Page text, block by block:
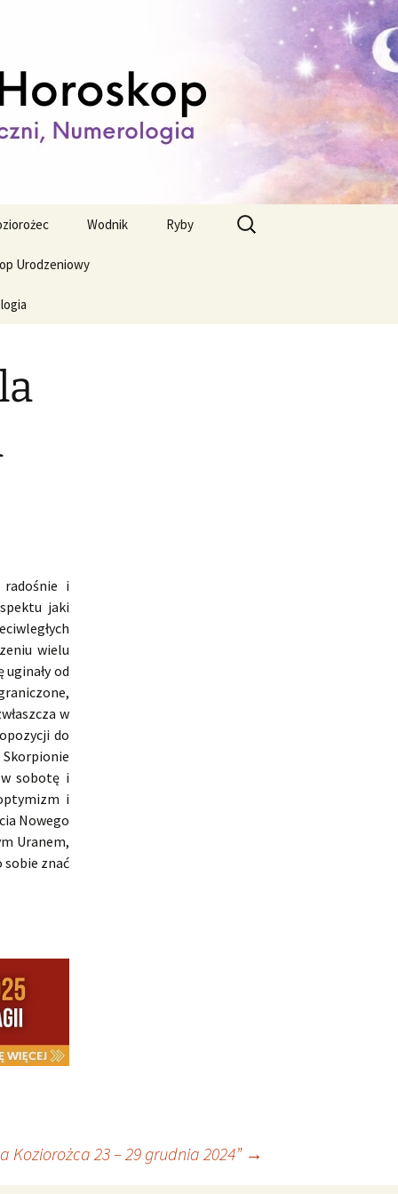
Wodnik Ryby
Urodzeniowy
Szukaj:
i
jaki
wielu
od
w
do
Skorpionie
sobotę i
i
Nowego
Uranem,
sobie znać
Koziorożca 23 – 29 grudnia 2024” →